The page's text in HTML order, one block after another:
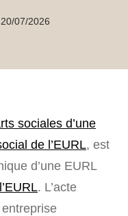
07/2026
sociales d’une
de l’EURL, est
d’une EURL
. L’acte
entreprise